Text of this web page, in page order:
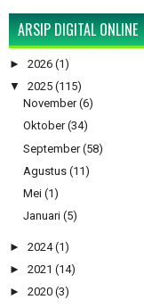
ARSIP DIGITAL ONLINE
► 2026 (1)
▼
2025 (115)
November (6)
Oktober (34)
September (58)
Agustus (11)
Mei (1)
Januari (5)
► 2024 (1)
► 2021 (14)
► 2020 (3)